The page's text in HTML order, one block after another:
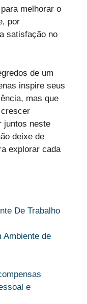
melhorar o
por
satisfação no
de um
inspire seus
mas que
juntos neste
deixe de
explorar cada
De Trabalho
Ambiente de
e